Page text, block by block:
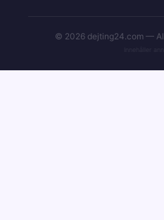
© 2026 dejting24.com —